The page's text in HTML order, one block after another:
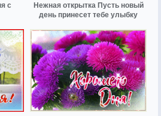
с
Нежная открытка Пусть новый
день принесет тебе улыбку